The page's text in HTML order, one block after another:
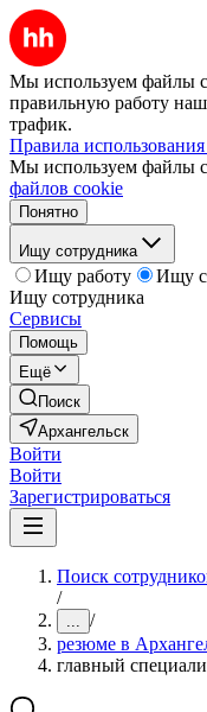
Мы используем файлы
правильную работу
трафик.
Правила
Мы используем файлы
файлов cookie
Понятно
Ищу сотрудника
Ищу работу
Ищу
Ищу сотрудника
Сервисы
Помощь
Ещё
Поиск
Архангельск
Войти
Войти
Зарегистрироваться
Поиск
/
... /
резюме в
главный